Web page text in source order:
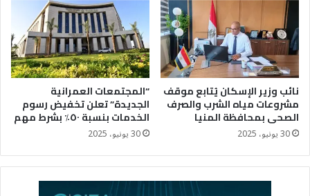
نائب وزير الإسكان يُتابع موقف
مشروعات مياه الشرب والصرف
الصحى بمحافظة المنيا
30 يونيو، 2025
“المجتمعات العمرانية
الجديدة” تعلن تخفيض رسوم
الخدمات بنسبة ٥٠٪؜ بشرط مهم
30 يونيو، 2025